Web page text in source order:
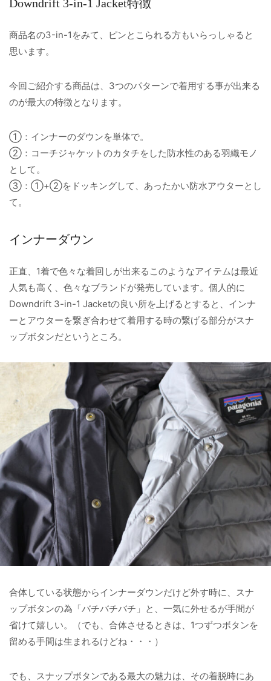
Downdrift 3-in-1 Jacket特徴
商品名の3-in-1をみて、ピンとこられる方もいらっしゃると
思います。
今回ご紹介する商品は、3つのパターンで着用する事が出来る
のが最大の特徴となります。
①：インナーのダウンを単体で。
②：コーチジャケットのカタチをした防水性のある羽織モノ
として。
③：①+②をドッキングして、あったかい防水アウターとし
て。
インナーダウン
正直、1着で色々な着回しが出来るこのようなアイテムは最近
人気も高く、色々なブランドが発売しています。個人的に
Downdrift 3-in-1 Jacketの良い所を上げるとすると、インナ
ーとアウターを繋ぎ合わせて着用する時の繋げる部分がスナ
ップボタンだというところ。
合体している状態からインナーダウンだけど外す時に、スナ
ップボタンの為「バチバチバチ」と、一気に外せるが手間が
省けて嬉しい。（でも、合体させるときは、1つずつボタンを
留める手間は生まれるけどね・・・）
でも、スナップボタンである最大の魅力は、その着脱時にあ